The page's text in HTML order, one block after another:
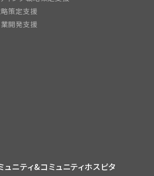
策定支援
開発支援
ニティ&コミュニティホスピタ